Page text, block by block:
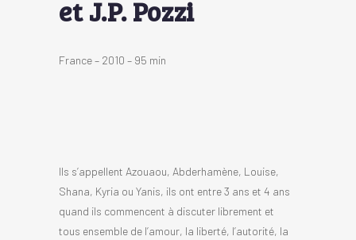
et J.P. Pozzi
France – 2010 – 95 min
Ils s’appellent Azouaou, Abderhamène, Louise,
Shana, Kyria ou Yanis, ils ont entre 3 ans et 4 ans
quand ils commencent à discuter librement et
tous ensemble de l’amour, la liberté, l’autorité, la